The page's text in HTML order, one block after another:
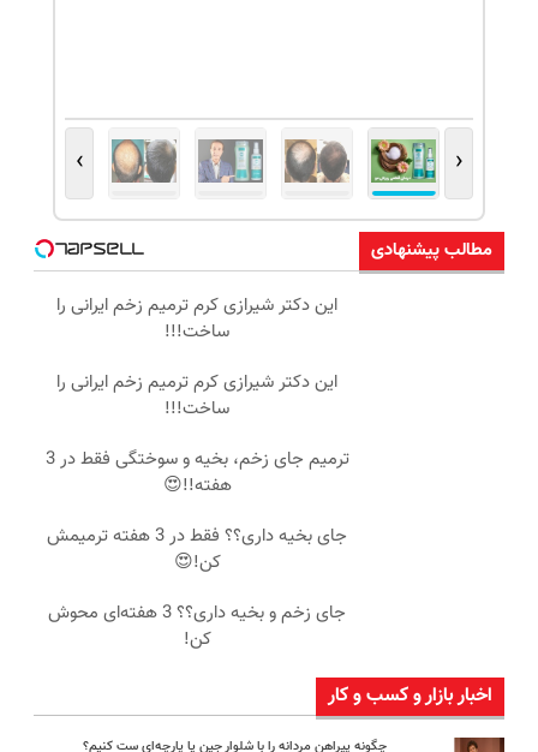
‹
›
مطالب پیشنهادی
این دکتر شیرازی کرم ترمیم زخم ایرانی را
ساخت!!!
این دکتر شیرازی کرم ترمیم زخم ایرانی را
ساخت!!!
ترمیم جای زخم، بخیه و سوختگی فقط در 3
هفته!!😍
جای بخیه داری؟؟ فقط در 3 هفته ترمیمش
کن!😍
جای زخم و بخیه داری؟؟ 3 هفته‌ای محوش
کن!
اخبار بازار و کسب و کار
چگونه پیراهن مردانه را با شلوار جین یا پارچه‌ای ست کنیم؟